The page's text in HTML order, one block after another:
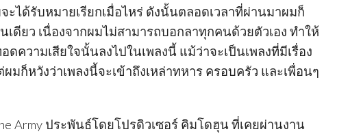
ะได้รับหมายเรียกเมื่อไหร่ ดังนั้นตลอดเวลาที่ผ่านมาผมก็
เดียว เนื่องจากผมไม่สามารถบอกลาทุกคนด้วยตัวเอง ทำให้
ดความเสียใจนั้นลงไปในเพลงนี้ แม้ว่าจะเป็นเพลงที่มีเรื่อง
มก็หวังว่าเพลงนี้จะเข้าถึงเหล่าทหาร ครอบครัว และเพื่อนๆ
Army ประพันธ์โดยโปรดิวเซอร์ คิมโดฮุน ที่เคยผ่านงาน